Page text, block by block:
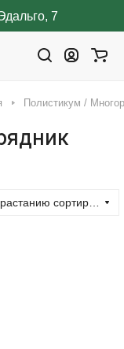
7
Полистикум /